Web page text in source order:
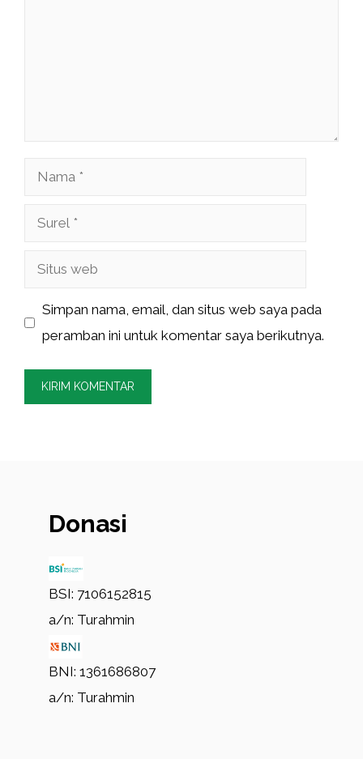
Nama
Surel
Situs
Simpan nama, email, dan situs web saya pada
peramban ini untuk komentar saya berikutnya.
Donasi
BSI: 7106152815
a/n: Turahmin
BNI: 1361686807
a/n: Turahmin